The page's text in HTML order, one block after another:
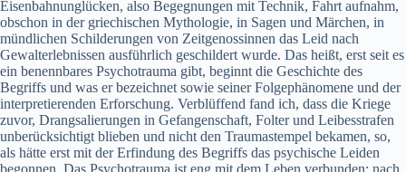
Eisenbahnunglücken, also Begegnungen mit Technik, Fahrt aufnahm,
obschon in der griechischen Mythologie, in Sagen und Märchen, in
mündlichen Schilderungen von Zeitgenossinnen das Leid nach
Gewalterlebnissen ausführlich geschildert wurde. Das heißt, erst seit es
ein benennbares Psychotrauma gibt, beginnt die Geschichte des
Begriffs und was er bezeichnet sowie seiner Folgephänomene und der
interpretierenden Erforschung. Verblüffend fand ich, dass die Kriege
zuvor, Drangsalierungen in Gefangenschaft, Folter und Leibesstrafen
unberücksichtigt blieben und nicht den Traumastempel bekamen, so,
als hätte erst mit der Erfindung des Begriffs das psychische Leiden
begonnen. Das Psychotrauma ist eng mit dem Leben verbunden; nach